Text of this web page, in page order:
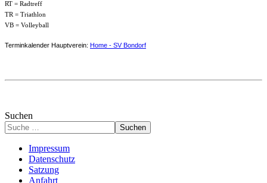
RT = Radtreff
TR = Triathlon
VB = Volleyball
Terminkalender Hauptverein: Home - SV Bondorf
Suchen
Suchen
Impressum
Datenschutz
Satzung
Anfahrt